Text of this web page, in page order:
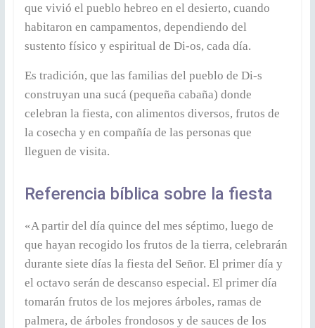
que vivió el pueblo hebreo en el desierto, cuando
habitaron en campamentos, dependiendo del
sustento físico y espiritual de Di-os, cada día.
Es tradición, que las familias del pueblo de Di-s
construyan una sucá (pequeña cabaña) donde
celebran la fiesta, con alimentos diversos, frutos de
la cosecha y en compañía de las personas que
lleguen de visita.
Referencia bíblica sobre la fiesta
«A partir del día quince del mes séptimo, luego de
que hayan recogido los frutos de la tierra, celebrarán
durante siete días la fiesta del Señor. El primer día y
el octavo serán de descanso especial. El primer día
tomarán frutos de los mejores árboles, ramas de
palmera, de árboles frondosos y de sauces de los